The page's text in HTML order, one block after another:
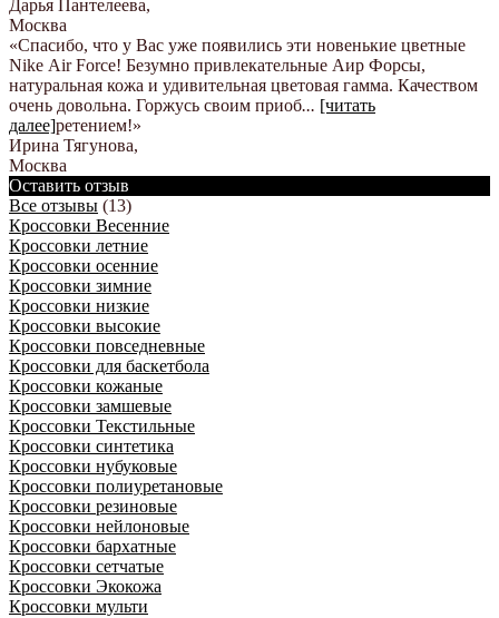
Дарья Пантелеева,
Москва
«Спасибо, что у Вас уже появились эти новенькие цветные
Nike Аir Force! Безумно привлекательные Аир Форсы,
натуральная кожа и удивительная цветовая гамма. Качеством
очень довольна. Горжусь своим приоб... [читать
далее]ретением!»
Ирина Тягунова,
Москва
Оставить отзыв
Все отзывы (13)
Кроссовки Весенние
Кроссовки летние
Кроссовки осенние
Кроссовки зимние
Кроссовки низкие
Кроссовки высокие
Кроссовки повседневные
Кроссовки для баскетбола
Кроссовки кожаные
Кроссовки замшевые
Кроссовки Текстильные
Кроссовки синтетика
Кроссовки нубуковые
Кроссовки полиуретановые
Кроссовки резиновые
Кроссовки нейлоновые
Кроссовки бархатные
Кроссовки сетчатые
Кроссовки Экокожа
Кроссовки мульти